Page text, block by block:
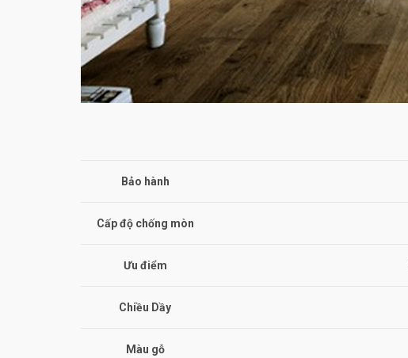
Bảo hành
Cấp độ chống mòn
Ưu điểm
Chiều Dầy
Màu gỗ